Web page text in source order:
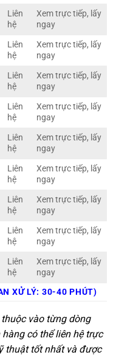
Liên
hệ
Xem trực tiếp, lấy
ngay
Liên
hệ
Xem trực tiếp, lấy
ngay
Liên
hệ
Xem trực tiếp, lấy
ngay
Liên
hệ
Xem trực tiếp, lấy
ngay
Liên
hệ
Xem trực tiếp, lấy
ngay
Liên
hệ
Xem trực tiếp, lấy
ngay
Liên
hệ
Xem trực tiếp, lấy
ngay
Liên
hệ
Xem trực tiếp, lấy
ngay
Liên
hệ
Xem trực tiếp, lấy
ngay
XỬ LÝ: 30-40 PHÚT)
vào từng dòng
có thể liên hệ trực
thuật tốt nhất và được